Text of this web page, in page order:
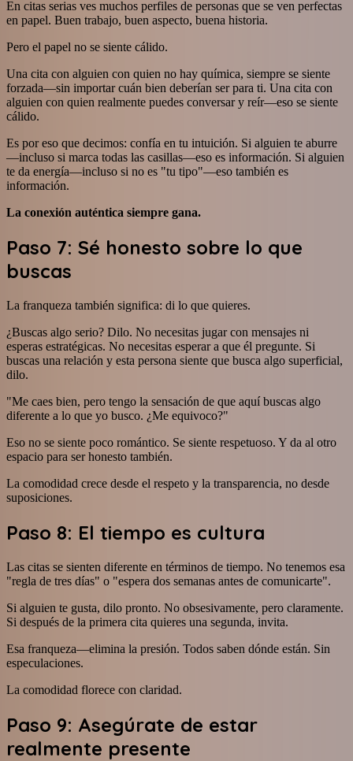
En citas serias ves muchos perfiles de personas que se ven perfectas
en papel. Buen trabajo, buen aspecto, buena historia.
Pero el papel no se siente cálido.
Una cita con alguien con quien no hay química, siempre se siente
forzada—sin importar cuán bien deberían ser para ti. Una cita con
alguien con quien realmente puedes conversar y reír—eso se siente
cálido.
Es por eso que decimos: confía en tu intuición. Si alguien te aburre
—incluso si marca todas las casillas—eso es información. Si alguien
te da energía—incluso si no es "tu tipo"—eso también es
información.
La conexión auténtica siempre gana.
Paso 7: Sé honesto sobre lo que
buscas
La franqueza también significa: di lo que quieres.
¿Buscas algo serio? Dilo. No necesitas jugar con mensajes ni
esperas estratégicas. No necesitas esperar a que él pregunte. Si
buscas una relación y esta persona siente que busca algo superficial,
dilo.
"Me caes bien, pero tengo la sensación de que aquí buscas algo
diferente a lo que yo busco. ¿Me equivoco?"
Eso no se siente poco romántico. Se siente respetuoso. Y da al otro
espacio para ser honesto también.
La comodidad crece desde el respeto y la transparencia, no desde
suposiciones.
Paso 8: El tiempo es cultura
Las citas se sienten diferente en términos de tiempo. No tenemos esa
"regla de tres días" o "espera dos semanas antes de comunicarte".
Si alguien te gusta, dilo pronto. No obsesivamente, pero claramente.
Si después de la primera cita quieres una segunda, invita.
Esa franqueza—elimina la presión. Todos saben dónde están. Sin
especulaciones.
La comodidad florece con claridad.
Paso 9: Asegúrate de estar
realmente presente